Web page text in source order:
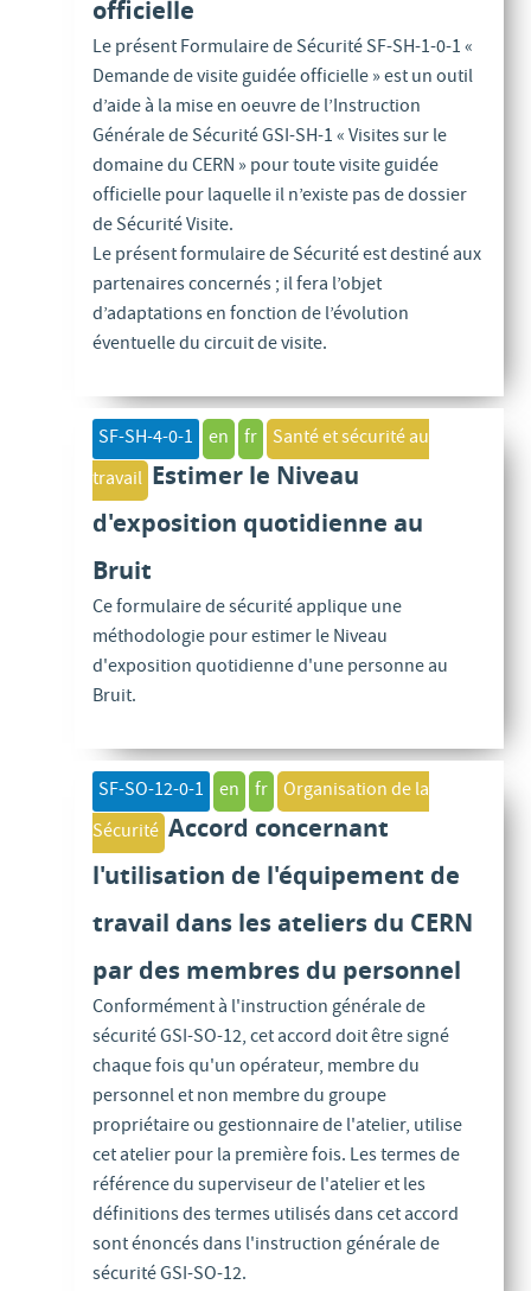
officielle
Le présent Formulaire de Sécurité SF-SH-1-0-1 «
Demande de visite guidée officielle » est un outil
d’aide à la mise en oeuvre de l’Instruction
Générale de Sécurité GSI-SH-1 « Visites sur le
domaine du CERN » pour toute visite guidée
officielle pour laquelle il n’existe pas de dossier
de Sécurité Visite.
Le présent formulaire de Sécurité est destiné aux
partenaires concernés ; il fera l’objet
d’adaptations en fonction de l’évolution
éventuelle du circuit de visite.
SF-SH-4-0-1 en fr Santé et sécurité au
travail Estimer le Niveau
d'exposition quotidienne au
Bruit
Ce formulaire de sécurité applique une
méthodologie pour estimer le Niveau
d'exposition quotidienne d'une personne au
Bruit.
SF-SO-12-0-1 en fr Organisation de la
Sécurité Accord concernant
l'utilisation de l'équipement de
travail dans les ateliers du CERN
par des membres du personnel
Conformément à l'instruction générale de
sécurité GSI-SO-12, cet accord doit être signé
chaque fois qu'un opérateur, membre du
personnel et non membre du groupe
propriétaire ou gestionnaire de l'atelier, utilise
cet atelier pour la première fois. Les termes de
référence du superviseur de l'atelier et les
définitions des termes utilisés dans cet accord
sont énoncés dans l'instruction générale de
sécurité GSI-SO-12.